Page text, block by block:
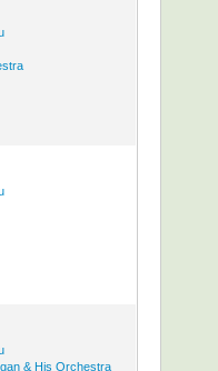
& His Orchestra